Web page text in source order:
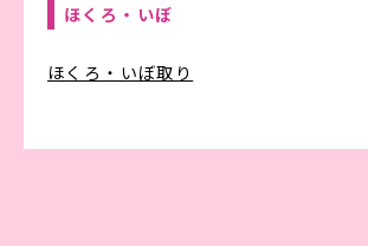
ほくろ・いぼ
ほくろ・いぼ取り